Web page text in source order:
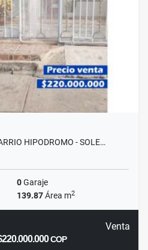
HIPODROMO - SOLE…
0Garaje
139.87Área m2
Venta
COP